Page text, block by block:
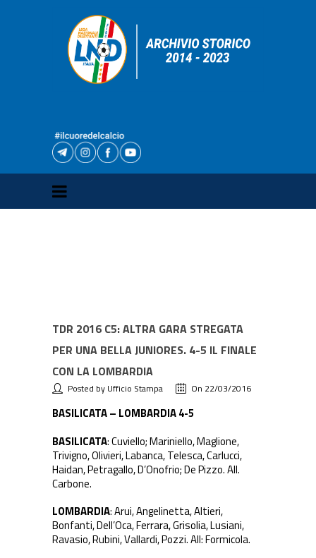
TDR 2016 C5: ALTRA GARA STREGATA
PER UNA BELLA JUNIORES. 4-5 IL FINALE
CON LA LOMBARDIA
Posted by Ufficio Stampa On 22/03/2016
BASILICATA – LOMBARDIA 4-5
BASILICATA: Cuviello; Mariniello, Maglione,
Trivigno, Olivieri, Labanca, Telesca, Carlucci,
Haidan, Petragallo, D’Onofrio; De Pizzo. All.
Carbone.
LOMBARDIA: Arui, Angelinetta, Altieri,
Bonfanti, Dell’Oca, Ferrara, Grisolia, Lusiani,
Ravasio, Rubini, Vallardi, Pozzi. All: Formicola.